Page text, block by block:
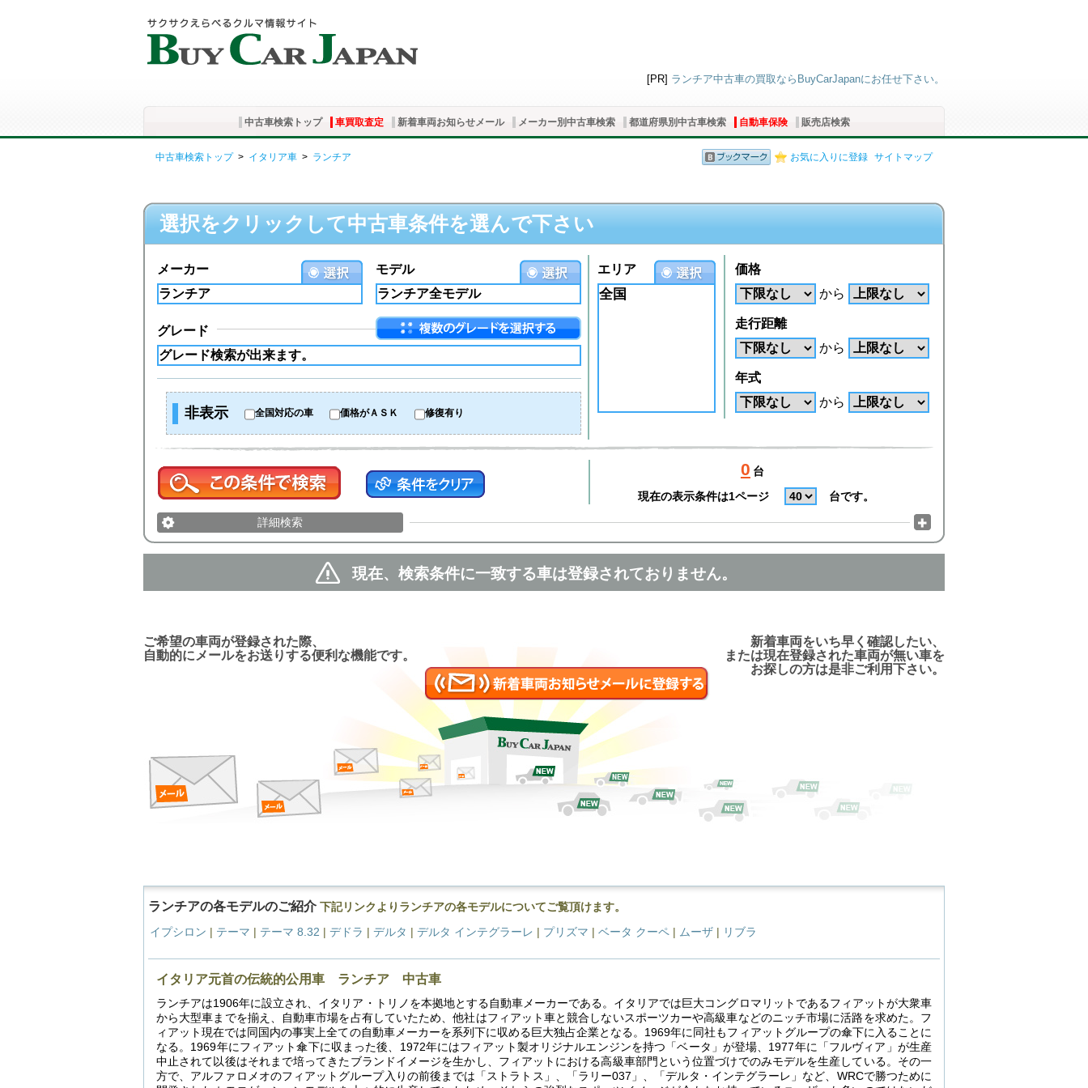
[PR] ランチア中古車の買取ならBuyCarJapanにお任せ下さい。
中古車検索トップ 車買取査定 新着車両お知らせメール メーカー別中古車検索 都道府県別中古車検索 自動車保険 販売店検索
お気に入りに登録 サイトマップ
中古車検索トップ> イタリア車 > ランチア
選択をクリックして中古車条件を選んで下さい
モデル
メーカー
グレード
非表示 全国対応の車 価格がＡＳＫ 修復有り
エリア
全国
価格
から
走行距離
から
年式
から
0 台
現在の表示条件は1ページ
台です。
詳細検索
現在、検索条件に一致する車は登録されておりません。
新着車両をいち早く確認したい、
または現在登録された車両が無い車を
お探しの方は是非ご利用下さい。
ご希望の車両が登録された際、
自動的にメールをお送りする便利な機能です。
ランチアの各モデルのご紹介 下記リンクよりランチアの各モデルについてご覧頂けます。
イプシロン | テーマ | テーマ 8.32 | デドラ | デルタ | デルタ インテグラーレ | プリズマ | ベータ クーペ | ムーザ | リブラ
イタリア元首の伝統的公用車 ランチア 中古車
ランチアは1906年に設立され、イタリア・トリノを本拠地とする自動車メーカーである。イタリアでは巨大コングロマリットであるフィアットが大衆車
から大型車までを揃え、自動車市場を占有していたため、他社はフィアット車と競合しないスポーツカーや高級車などのニッチ市場に活路を求めた。フ
ィアット現在では同国内の事実上全ての自動車メーカーを系列下に収める巨大独占企業となる。1969年に同社もフィアットグループの傘下に入ることに
なる。1969年にフィアット傘下に収まった後、1972年にはフィアット製オリジナルエンジンを持つ「ベータ」が登場、1977年に「フルヴィア」が生産
中止されて以後はそれまで培ってきたブランドイメージを生かし、フィアットにおける高級車部門という位置づけでのみモデルを生産している。その一
方で、アルファロメオのフィアットグループ入りの前後までは「ストラトス」、「ラリー037」、「デルタ・インテグラーレ」など、WRCで勝つために